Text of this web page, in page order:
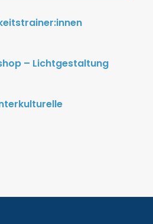
– Lichtgestaltung